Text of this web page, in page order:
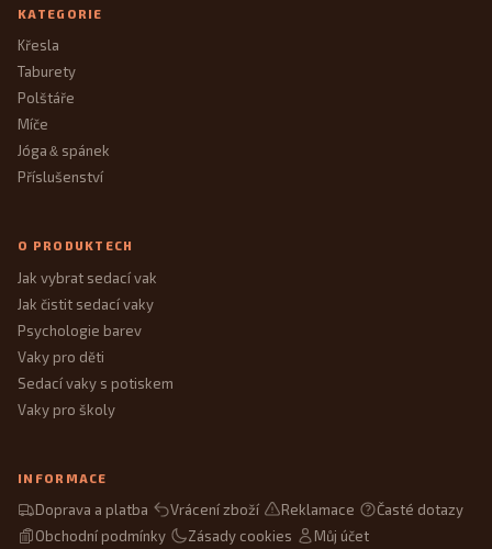
KATEGORIE
Křesla
Taburety
Polštáře
Míče
Jóga&spánek
Příslušenství
O PRODUKTECH
Jak vybrat sedací vak
Jak čistit sedací vaky
Psychologie barev
Vaky pro děti
Sedací vaky s potiskem
Vaky pro školy
INFORMACE
Doprava a platba Vrácení zboží Reklamace
Časté dotazy
Obchodní podmínky
Zásady cookies Můj účet